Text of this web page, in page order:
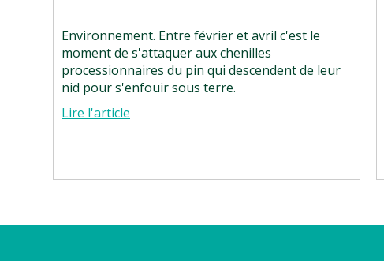
Environnement. Entre février et avril c'est le
moment de s'attaquer aux chenilles
processionnaires du pin qui descendent de leur
nid pour s'enfouir sous terre.
Lire l'article